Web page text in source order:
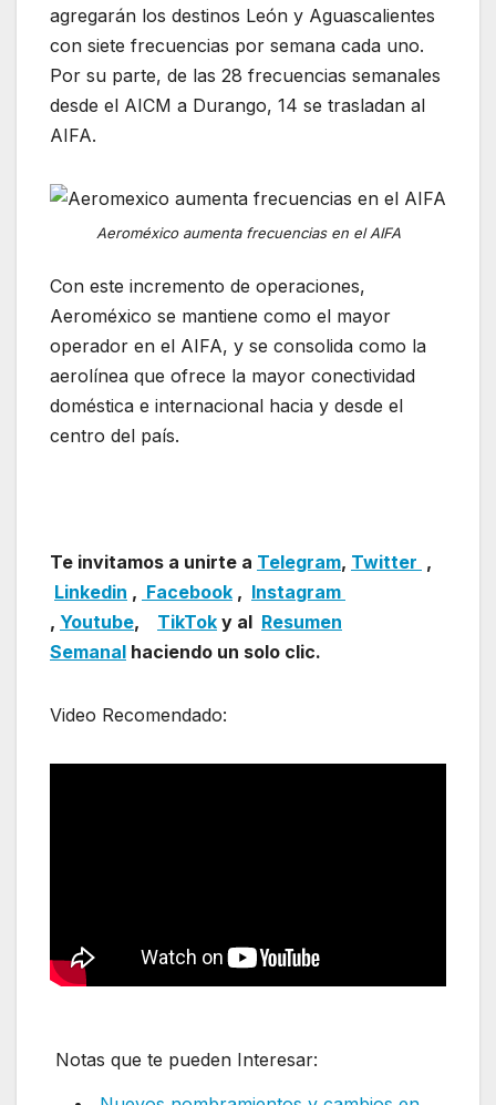
agregarán los destinos León y Aguascalientes
con siete frecuencias por semana cada uno.
Por su parte, de las 28 frecuencias semanales
desde el AICM a Durango, 14 se trasladan al
AIFA.
Aeroméxico aumenta frecuencias en el AIFA
Con este incremento de operaciones,
Aeroméxico se mantiene como el mayor
operador en el AIFA, y se consolida como la
aerolínea que ofrece la mayor conectividad
doméstica e internacional hacia y desde el
centro del país.
Te invitamos a unirte a Telegram, Twitter ,
Linkedin , Facebook , Instagram
, Youtube, TikTok y al Resumen
Semanal haciendo un solo clic.
Video Recomendado:
Notas que te pueden Interesar: